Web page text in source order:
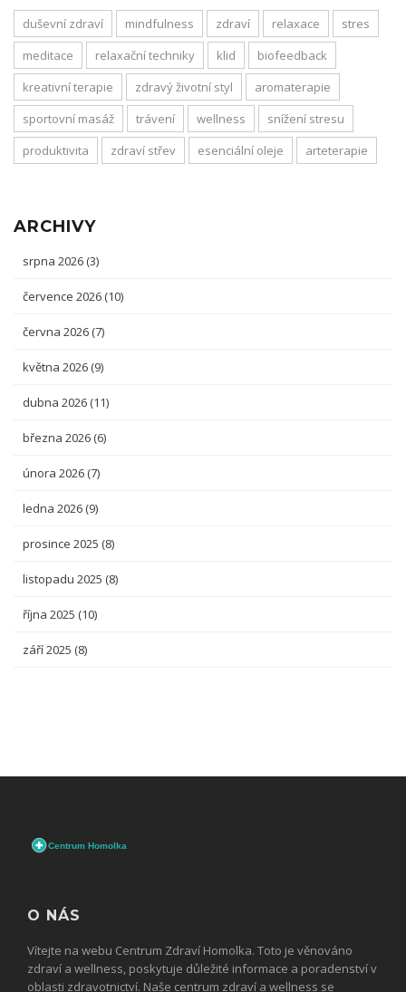
duševní zdraví mindfulness zdraví relaxace
stres
meditace
relaxační techniky klid
biofeedback
kreativní terapie
zdravý životní styl
aromaterapie
sportovní masáž
trávení wellness
snížení stresu
produktivita
zdraví střev esenciální oleje arteterapie
ARCHIVY
srpna 2026 (3)
července 2026 (10)
června 2026 (7)
května 2026 (9)
dubna 2026 (11)
března 2026 (6)
února 2026 (7)
ledna 2026 (9)
prosince 2025 (8)
listopadu 2025 (8)
října 2025 (10)
září 2025 (8)
O NÁS
Vítejte na webu Centrum Zdraví Homolka. Toto je věnováno
zdraví a wellness, poskytuje důležité informace a poradenství v
oblasti zdravotnictví. Naše centrum zdraví a wellness se